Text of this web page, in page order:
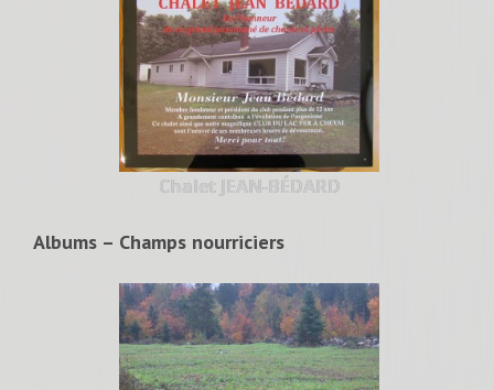
Chalet JEAN-BÉDARD
Albums – Champs nourriciers